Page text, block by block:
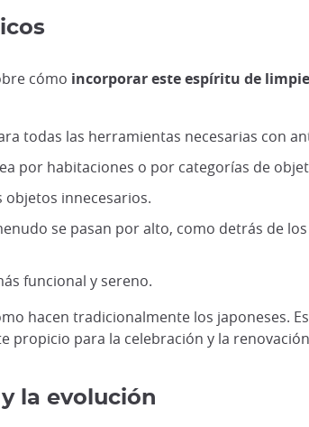
cómo incorporar este espíritu de
todas las herramientas necesarias con
por habitaciones o por categorías de
objetos innecesarios.
se pasan por alto, como detrás de
funcional y sereno.
hacen tradicionalmente los japoneses.
propicio para la celebración y la
la evolución